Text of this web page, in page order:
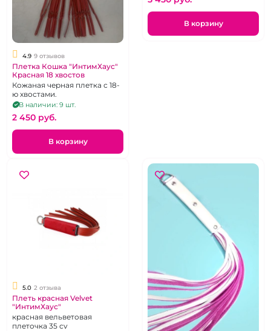
4.9 9 отзывов
Плетка Кошка "ИнтимХаус"
Красная 18 хвостов
Кожаная черная плетка с 18-
ю хвостами.
В наличии: 9 шт.
2 450 pуб.
В корзину
В корзину
5.0 2 отзыва
Плеть красная Velvet
"ИнтимХаус"
красная вельветовая
плеточка 35 cv